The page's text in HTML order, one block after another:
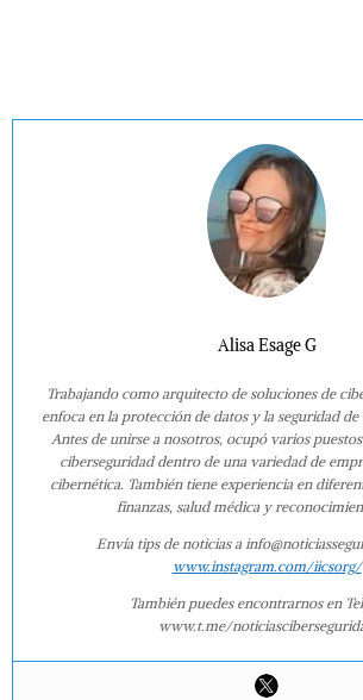
Alisa Esage G
Trabajando como arquitecto de soluciones de
enfoca en la protección de datos y la seguridad de
Antes de unirse a nosotros, ocupó varios
ciberseguridad dentro de una variedad de
cibernética. También tiene experiencia en
finanzas, salud médica y
Envía tips de noticias a
www.instagram.com/iicsorg/
También puedes encontrarnos en
www.t.me/